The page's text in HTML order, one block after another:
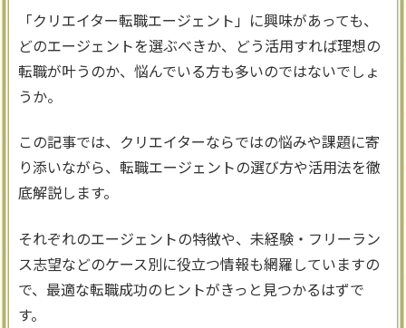
「クリエイター転職エージェント」に興味があっても、
どのエージェントを選ぶべきか、どう活用すれば理想の
転職が叶うのか、悩んでいる方も多いのではないでしょ
うか。
この記事では、クリエイターならではの悩みや課題に寄
り添いながら、転職エージェントの選び方や活用法を徹
底解説します。
それぞれのエージェントの特徴や、未経験・フリーラン
ス志望などのケース別に役立つ情報も網羅していますの
で、最適な転職成功のヒントがきっと見つかるはずで
す。